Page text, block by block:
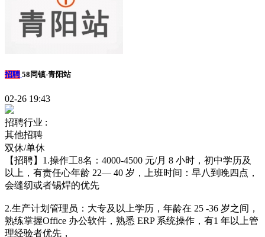
招聘 58同镇-青阳站
02-26 19:43
招聘行业 :
其他招聘
双休/单休
【招聘】1.操作工8名：4000-4500 元/月 8 小时，初中学历及
以上，有责任心年龄 22— 40 岁，上班时间：早八到晚四点，
会缝纫或者锡焊的优先
2.生产计划管理员：大专及以上学历，年龄在 25 -36 岁之间，
熟练掌握Office 办公软件，熟悉 ERP 系统操作，有1 年以上管
理经验者优先，